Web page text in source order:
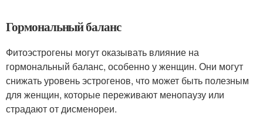
Гормональный баланс
Фитоэстрогены могут оказывать влияние на
гормональный баланс, особенно у женщин. Они могут
снижать уровень эстрогенов, что может быть полезным
для женщин, которые переживают менопаузу или
страдают от дисменореи.